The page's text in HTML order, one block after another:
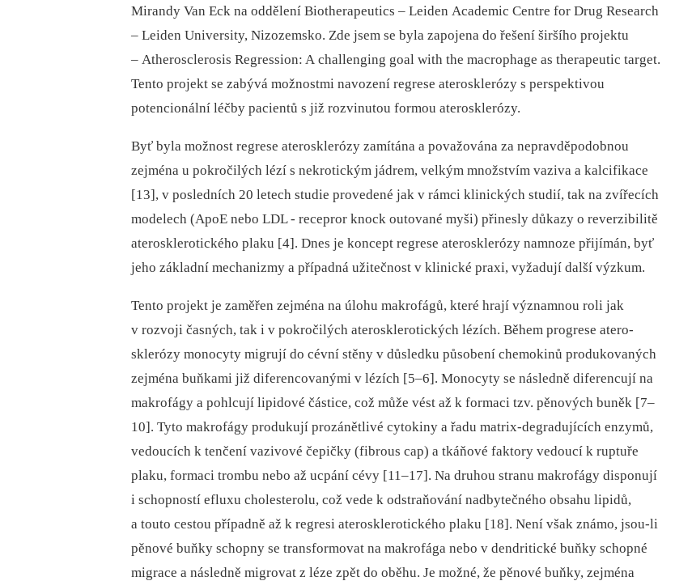
Mirandy Van Eck na oddělení Biotherapeutics –⁠ Leiden Academic Centre for Drug Research
–⁠ Leiden University, Nizozemsko. Zde jsem se byla zapojena do řešení širšího projektu
–⁠ Atherosclerosis Regression: A challenging goal with the macrophage as therapeutic target.
Tento projekt se zabývá možnostmi navození regrese aterosklerózy s perspektivou
potencionální léčby pacientů s již rozvinutou formou aterosklerózy.
Byť byla možnost regrese aterosklerózy zamítána a považována za nepravděpodobnou
zejména u pokročilých lézí s nekrotickým jádrem, velkým množstvím vaziva a kalcifikace
[13], v posledních 20 letech studie provedené jak v rámci klinických studií, tak na zvířecích
modelech (ApoE nebo LDL -⁠ recepror knock outované myši) přinesly důkazy o reverzibilitě
aterosklerotického plaku [4]. Dnes je koncept regrese aterosklerózy namnoze přijímán, byť
jeho základní mechanizmy a případná užitečnost v klinické praxi, vyžadují další výzkum.
Tento projekt je zaměřen zejména na úlohu makrofágů, které hrají významnou roli jak
v rozvoji časných, tak i v pokročilých aterosklerotických lézích. Během progrese atero­
sklerózy monocyty migrují do cévní stěny v důsledku působení chemokinů produkovaných
zejména buňkami již diferencovanými v lézích [5–6]. Monocyty se následně diferencují na
makrofágy a pohlcují lipidové částice, což může vést až k formaci tzv. pěnových buněk [7–
10]. Tyto makrofágy produkují prozánětlivé cytokiny a řadu matrix-degradujících enzymů,
vedoucích k tenčení vazivové čepičky (fibrous cap) a tkáňové faktory vedoucí k ruptuře
plaku, formaci trombu nebo až ucpání cévy [11–17]. Na druhou stranu makrofágy disponují
i schopností efluxu cholesterolu, což vede k odstraňování nadbytečného obsahu lipidů,
a touto cestou případně až k regresi aterosklerotického plaku [18]. Není však známo, jsou-li
pěnové buňky schopny se transformovat na makrofága nebo v dendritické buňky schopné
migrace a následně migrovat z léze zpět do oběhu. Je možné, že pěnové buňky, zejména